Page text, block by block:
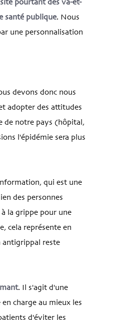
pourtant des va-et-
santé publique. Nous
une personnalisation
devons donc nous
adopter des attitudes
de notre pays (hôpital,
l'épidémie sera plus
qui est une
des personnes
la grippe pour une
cela représente en
antigrippal reste
. Il s'agit d'une
charge au mieux les